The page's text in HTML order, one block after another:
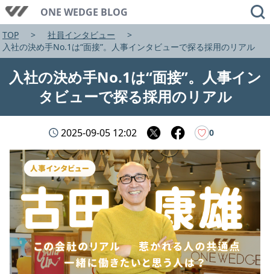
ONE WEDGE BLOG
TOP
社員インタビュー
入社の決め手No.1は“面接”。人事インタビューで探る採用のリアル
入社の決め手No.1は“面接”。人事イン
タビューで探る採用のリアル
2025-09-05 12:02 ♡ 0